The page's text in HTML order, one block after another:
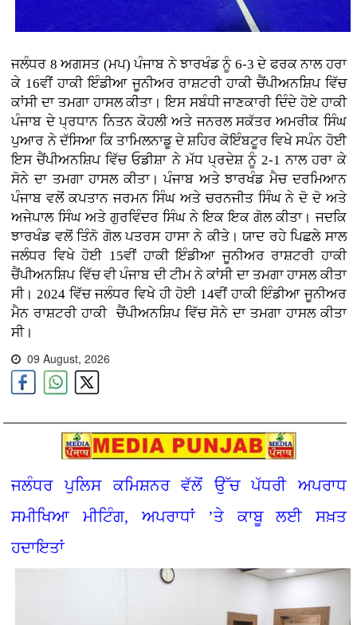
ਜਲੰਧਰ 8 ਅਗਸਤ (ਮਪ) ਪੰਜਾਬ ਨੇ ਝਾਰਖੰਡ ਨੂੰ 6-3 ਦੇ ਫਰਕ ਨਾਲ ਹਰਾ
ਕੇ 16ਵੀਂ ਹਾਕੀ ਇੰਡੀਆ ਜੂਨੀਅਰ ਰਾਸ਼ਟਰੀ ਹਾਕੀ ਚੈਂਪੀਅਨਸ਼ਿਪ ਵਿੱਚ
ਕਾਂਸੀ ਦਾ ਤਮਗਾ ਹਾਸਲ ਕੀਤਾ। ਇਸ ਸਬੰਧੀ ਜਾਣਕਾਰੀ ਦਿੰਦੇ ਹੋਏ ਹਾਕੀ
ਪੰਜਾਬ ਦੇ ਪ੍ਰਧਾਨ ਨਿਤਨ ਕੋਹਲੀ ਅਤੇ ਜਨਰਲ ਸਕੱਤਰ ਅਮਰੀਕ ਸਿੰਘ
ਪੁਆਰ ਨੇ ਦੱਸਿਆ ਕਿ ਤਾਮਿਲਨਾਡੂ ਦੇ ਸ਼ਹਿਰ ਕੋਇੰਬਟੂਰ ਵਿਖੇ ਸਪੰਨ ਹੋਈ
ਇਸ ਚੈਂਪੀਅਨਸ਼ਿਪ ਵਿੱਚ ਓਡੀਸ਼ਾ ਨੇ ਮੱਧ ਪ੍ਰਦੇਸ਼ ਨੂੰ 2-1 ਨਾਲ ਹਰਾ ਕੇ
ਸੋਨੇ ਦਾ ਤਮਗਾ ਹਾਸਲ ਕੀਤਾ। ਪੰਜਾਬ ਅਤੇ ਝਾਰਖੰਡ ਮੈਚ ਦਰਮਿਆਨ
ਪੰਜਾਬ ਵਲੋਂ ਕਪਤਾਨ ਜਰਮਨ ਸਿੰਘ ਅਤੇ ਚਰਨਜੀਤ ਸਿੰਘ ਨੇ ਦੋ ਦੋ ਅਤੇ
ਅਜੇਪਾਲ ਸਿੰਘ ਅਤੇ ਗੁਰਵਿੰਦਰ ਸਿੰਘ ਨੇ ਇਕ ਇਕ ਗੋਲ ਕੀਤਾ। ਜਦਕਿ
ਝਾਰਖੰਡ ਵਲੋਂ ਤਿੰਨੋ ਗੋਲ ਪਤਰਸ ਹਾਸਾ ਨੇ ਕੀਤੇ। ਯਾਦ ਰਹੇ ਪਿਛਲੇ ਸਾਲ
ਜਲੰਧਰ ਵਿਖੇ ਹੋਈ 15ਵੀਂ ਹਾਕੀ ਇੰਡੀਆ ਜੂਨੀਅਰ ਰਾਸ਼ਟਰੀ ਹਾਕੀ
ਚੈਂਪੀਅਨਸ਼ਿਪ ਵਿੱਚ ਵੀ ਪੰਜਾਬ ਦੀ ਟੀਮ ਨੇ ਕਾਂਸੀ ਦਾ ਤਮਗਾ ਹਾਸਲ ਕੀਤਾ
ਸੀ। 2024 ਵਿੱਚ ਜਲੰਧਰ ਵਿਖੇ ਹੀ ਹੋਈ 14ਵੀਂ ਹਾਕੀ ਇੰਡੀਆ ਜੂਨੀਅਰ
ਮੈਨ ਰਾਸ਼ਟਰੀ ਹਾਕੀ ਚੈਂਪੀਅਨਸ਼ਿਪ ਵਿੱਚ ਸੋਨੇ ਦਾ ਤਮਗਾ ਹਾਸਲ ਕੀਤਾ
ਸੀ।
09 August, 2026
ਜਲੰਧਰ ਪੁਲਿਸ ਕਮਿਸ਼ਨਰ ਵੱਲੋਂ ਉੱਚ ਪੱਧਰੀ ਅਪਰਾਧ
ਸਮੀਖਿਆ ਮੀਟਿੰਗ, ਅਪਰਾਧਾਂ ’ਤੇ ਕਾਬੂ ਲਈ ਸਖ਼ਤ
ਹਦਾਇਤਾਂ